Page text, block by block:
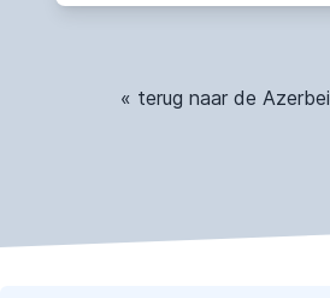
« terug naar de